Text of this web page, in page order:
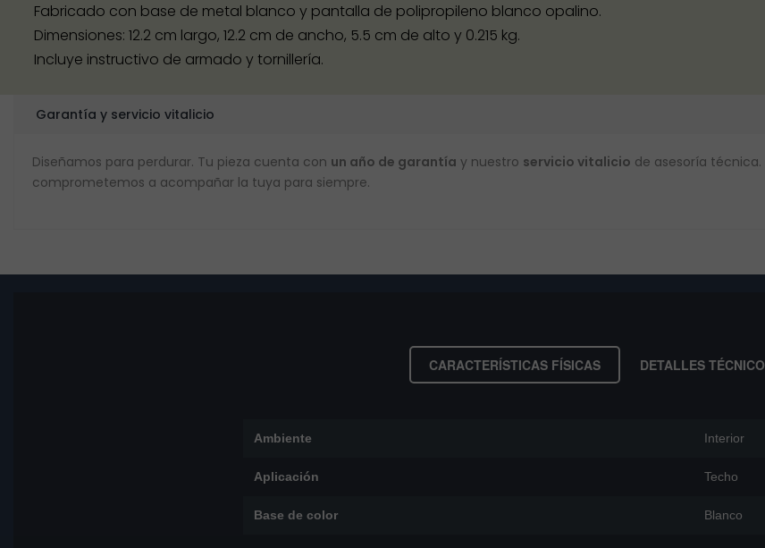
Fabricado con base de metal blanco y pantalla de polipropileno blanco opalino.
Dimensiones: 12.2 cm largo, 12.2 cm de ancho, 5.5 cm de alto y 0.215 kg.
Incluye instructivo de armado y tornillería.
Garantía y servicio vitalicio
Diseñamos para perdurar. Tu pieza cuenta con un año de garantía y nuestro servicio vitalicio de asesoría
comprometemos a acompañar la tuya para siempre.
CARACTERÍSTICAS FÍSICAS DETALLES
Ambiente Interior
Aplicación Techo
Base de color Blanco